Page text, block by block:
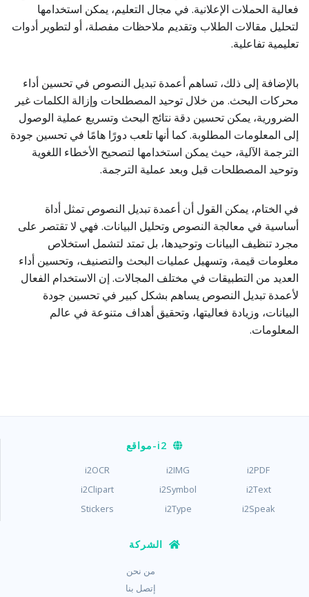
فعالية الحملات الإعلانية. في مجال التعليم، يمكن استخدامها
لتحليل مقالات الطلاب وتقديم ملاحظات مفصلة، أو لتطوير أدوات
تعليمية تفاعلية.
بالإضافة إلى ذلك، تساهم أعمدة تبديل النصوص في تحسين أداء
محركات البحث. من خلال توحيد المصطلحات وإزالة الكلمات غير
الضرورية، يمكن تحسين دقة نتائج البحث وتسريع عملية الوصول
إلى المعلومات المطلوبة. كما أنها تلعب دورًا هامًا في تحسين جودة
الترجمة الآلية، حيث يمكن استخدامها لتصحيح الأخطاء اللغوية
وتوحيد المصطلحات قبل وبعد عملية الترجمة.
في الختام، يمكن القول أن أعمدة تبديل النصوص تمثل أداة
أساسية في معالجة النصوص وتحليل البيانات. فهي لا تقتصر على
مجرد تنظيف البيانات وتوحيدها، بل تمتد لتشمل استخلاص
معلومات قيمة، وتسهيل عمليات البحث والتصنيف، وتحسين أداء
العديد من التطبيقات في مختلف المجالات. إن الاستخدام الفعال
لأعمدة تبديل النصوص يساهم بشكل كبير في تحسين جودة
البيانات، وزيادة فعاليتها، وتحقيق أهداف متنوعة في عالم
المعلومات.
i2-مواقع
i2PDF
i2IMG
i2OCR
i2Text
i2Symbol
i2Clipart
i2Speak
i2Type
Stickers
الشركة
من نحن
إتصل بنا